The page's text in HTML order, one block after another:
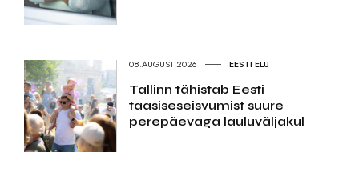
08.AUGUST 2026 EESTI ELU
Tallinn tähistab Eesti
taasiseseisvumist suure
perepäevaga lauluväljakul